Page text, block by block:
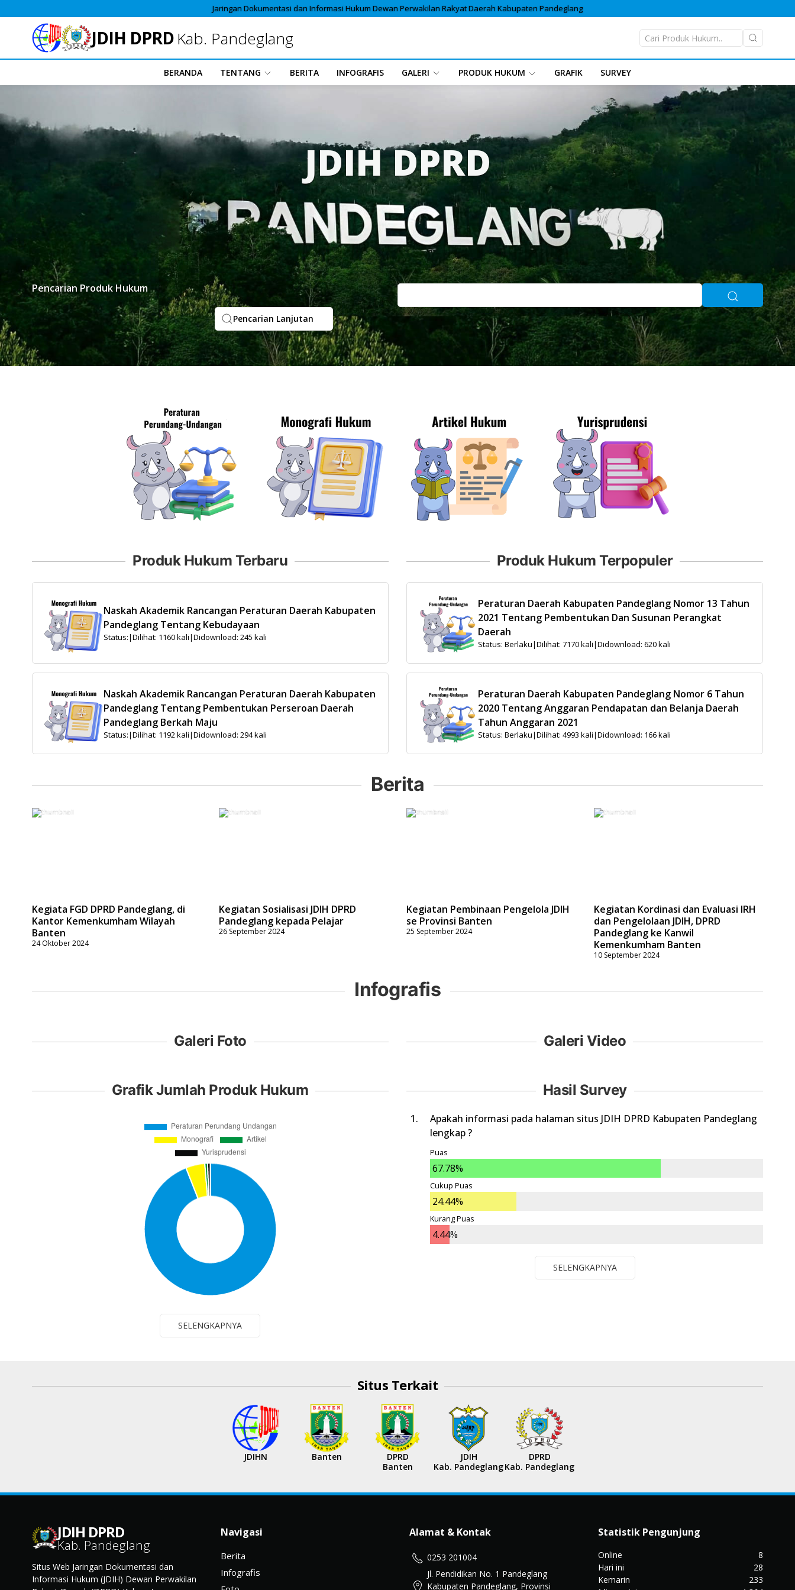
Jaringan Dokumentasi dan Informasi Hukum Dewan Perwakilan Rakyat Daerah Kabupaten Pandeglang
JDIH DPRD Kab. Pandeglang
BERANDA TENTANG BERITA INFOGRAFIS GALERI PRODUK HUKUM GRAFIK SURVEY
JDIH DPRD
Pencarian Produk Hukum
Pencarian Lanjutan
Produk Hukum Terbaru
Naskah Akademik Rancangan Peraturan Daerah Kabupaten
Pandeglang Tentang Kebudayaan
Status:|Dilihat: 1160 kali|Didownload: 245 kali
Naskah Akademik Rancangan Peraturan Daerah Kabupaten
Pandeglang Tentang Pembentukan Perseroan Daerah
Pandeglang Berkah Maju
Status:|Dilihat: 1192 kali|Didownload: 294 kali
Produk Hukum Terpopuler
Peraturan Daerah Kabupaten Pandeglang Nomor 13 Tahun
2021 Tentang Pembentukan Dan Susunan Perangkat
Daerah
Status: Berlaku|Dilihat: 7170 kali|Didownload: 620 kali
Peraturan Daerah Kabupaten Pandeglang Nomor 6 Tahun
2020 Tentang Anggaran Pendapatan dan Belanja Daerah
Tahun Anggaran 2021
Status: Berlaku|Dilihat: 4993 kali|Didownload: 166 kali
Berita
Kegiata FGD DPRD Pandeglang, di
Kantor Kemenkumham Wilayah
Banten
24 Oktober 2024
Kegiatan Sosialisasi JDIH DPRD
Pandeglang kepada Pelajar
26 September 2024
Kegiatan Pembinaan Pengelola JDIH
se Provinsi Banten
25 September 2024
Kegiatan Kordinasi dan Evaluasi IRH
dan Pengelolaan JDIH, DPRD
Pandeglang ke Kanwil
Kemenkumham Banten
10 September 2024
Infografis
Galeri Foto Galeri Video
Grafik Jumlah Produk Hukum
SELENGKAPNYA
Hasil Survey
Apakah informasi pada halaman situs JDIH DPRD Kabupaten Pandeglang
lengkap ?
Puas
67.78%
Cukup Puas
24.44%
Kurang Puas
4.44%
SELENGKAPNYA
Situs Terkait
JDIHN Banten
DPRD
Banten
JDIH
Kab. Pandeglang
DPRD
Kab. Pandeglang
JDIH DPRD
Kab. Pandeglang
Situs Web Jaringan Dokumentasi dan
Informasi Hukum (JDIH) Dewan Perwakilan
Navigasi
Berita
Infografis
Alamat & Kontak
0253 201004
Jl. Pendidikan No. 1 Pandeglang
Kabupaten Pandeglang, Provinsi
Statistik Pengunjung
Online
8
Hari ini
28
Kemarin
233